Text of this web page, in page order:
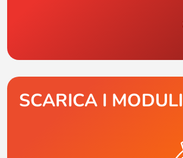
SCARICA I MODULI